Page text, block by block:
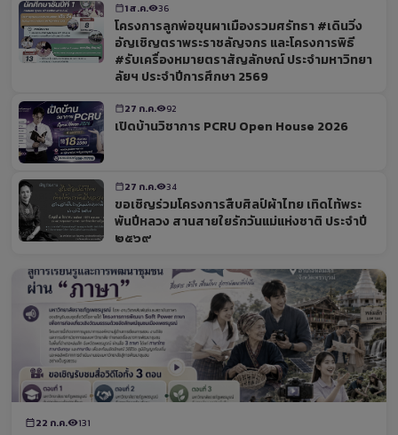
1 ส.ค. 36
โครงการลูกพ่อขุนผาเมืองรวมศรัทธา #เดินวิ่ง
อัญเชิญตราพระราชลัญจกร และโครงการพิธี
#รับเครื่องหมายตราสัญลักษณ์ ประจำมหาวิทยา
ลัยฯ ประจำปีการศึกษา 2569
27 ก.ค. 92
เปิดบ้านวิชาการ PCRU Open House 2026
27 ก.ค. 34
ขอเชิญร่วมโครงการสืบศิลป์ผ้าไทย เทิดไท้พระ
พันปีหลวง สานสายใยรักวันแม่แห่งชาติ ประจำปี
๒๕๖๙
22 ก.ค. 131